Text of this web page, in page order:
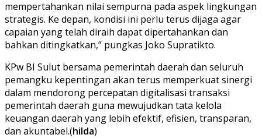
mempertahankan nilai sempurna pada aspek lingkungan
strategis. Ke depan, kondisi ini perlu terus dijaga agar
capaian yang telah diraih dapat dipertahankan dan
bahkan ditingkatkan,” pungkas Joko Supratikto.
KPw BI Sulut bersama pemerintah daerah dan seluruh
pemangku kepentingan akan terus memperkuat sinergi
dalam mendorong percepatan digitalisasi transaksi
pemerintah daerah guna mewujudkan tata kelola
keuangan daerah yang lebih efektif, efisien, transparan,
dan akuntabel.(hilda)